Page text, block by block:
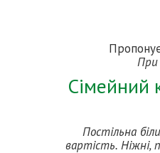
При
Сімейний
Постільна
вартість. Ніжні,